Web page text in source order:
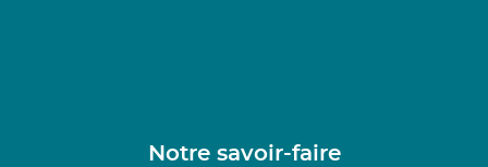
Notre savoir-faire